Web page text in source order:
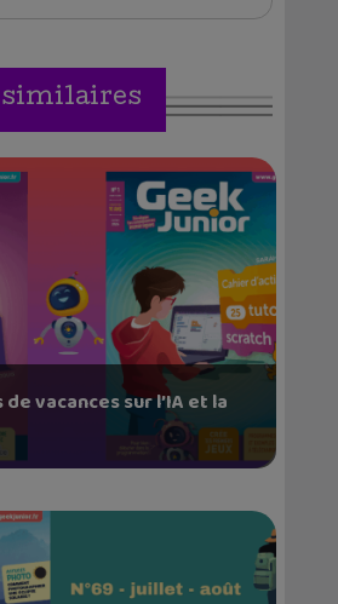
vacances sur l’IA et la